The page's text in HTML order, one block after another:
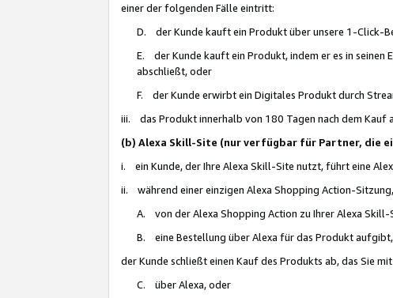
einer der folgenden Fälle eintritt:
D. der Kunde kauft ein Produkt über unsere 1-Click-
E. der Kunde kauft ein Produkt, indem er es in seinen
abschließt, oder
F. der Kunde erwirbt ein Digitales Produkt durch
iii. das Produkt innerhalb von 180 Tagen nach dem Kauf
(b) Alexa Skill-Site (nur verfügbar für Partner, die
i. ein Kunde, der Ihre Alexa Skill-Site nutzt, führt eine
ii. während einer einzigen Alexa Shopping Action-
A. von der Alexa Shopping Action zu Ihrer Alexa
B. eine Bestellung über Alexa für das Produkt aufgibt,
der Kunde schließt einen Kauf des Produkts ab, das Sie
C. über Alexa, oder